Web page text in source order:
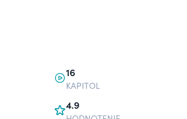
16
KAPITOL
4.9